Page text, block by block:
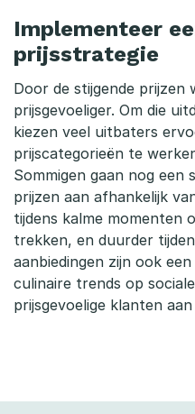
Implementeer
prijsstrategie
Door de stijgende prijzen
prijsgevoeliger. Om die
kiezen veel uitbaters
prijscategorieën te
Sommigen gaan nog een
prijzen aan afhankelijk
tijdens kalme momenten
trekken, en duurder
aanbiedingen zijn ook
culinaire trends op
prijsgevoelige klanten